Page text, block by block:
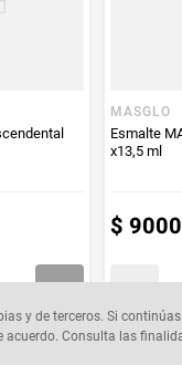
y de terceros. Si
acuerdo. Consulta las
MASGLO
Esmalte
x13,5 ml
$ 9000